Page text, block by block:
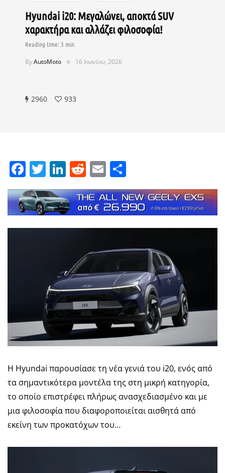
Hyundai i20: Μεγαλώνει, αποκτά SUV
χαρακτήρα και αλλάζει φιλοσοφία!
ByAutoMoto 16 Ιουνίου, 2026
2960 933
Facebook
Twitter
LinkedIn
Reddit
Email
Η Hyundai παρουσίασε τη νέα γενιά του i20, ενός από
τα σημαντικότερα μοντέλα της στη μικρή κατηγορία,
το οποίο επιστρέφει πλήρως ανασχεδιασμένο και με
μια φιλοσοφία που διαφοροποιείται αισθητά από
εκείνη των προκατόχων του…